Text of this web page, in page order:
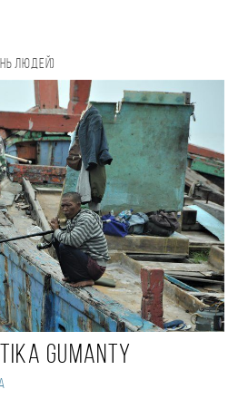
людей)
Gumanty